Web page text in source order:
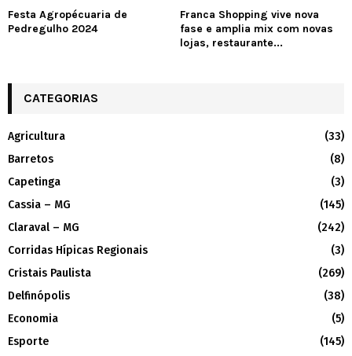
Festa Agropécuaria de
Pedregulho 2024
Franca Shopping vive nova
fase e amplia mix com novas
lojas, restaurante...
CATEGORIAS
Agricultura
(33)
Barretos
(8)
Capetinga
(3)
Cassia – MG
(145)
Claraval – MG
(242)
Corridas Hípicas Regionais
(3)
Cristais Paulista
(269)
Delfinópolis
(38)
Economia
(5)
Esporte
(145)